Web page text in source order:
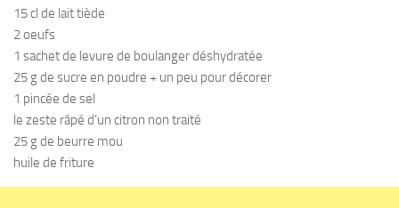
15 cl de lait tiède
2 oeufs
1 sachet de levure de boulanger déshydratée
25 g de sucre en poudre + un peu pour décorer
1 pincée de sel
le zeste râpé d’un citron non traité
25 g de beurre mou
huile de friture